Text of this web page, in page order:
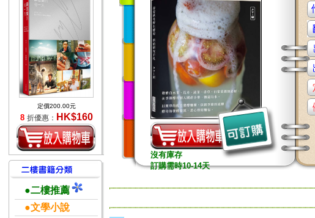
定價200.00元
8 折優惠： HK$160
●二樓推薦
●文學小說
沒有庫存
訂購需時10-14天